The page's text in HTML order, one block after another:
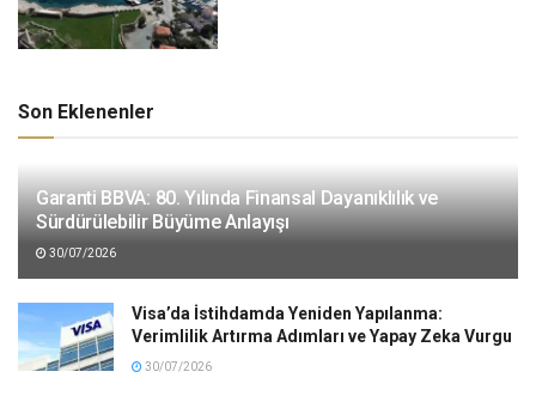
Son Eklenenler
Garanti BBVA: 80. Yılında Finansal Dayanıklılık ve
Sürdürülebilir Büyüme Anlayışı
30/07/2026
Visa’da İstihdamda Yeniden Yapılanma:
Verimlilik Artırma Adımları ve Yapay Zeka Vurgu
30/07/2026